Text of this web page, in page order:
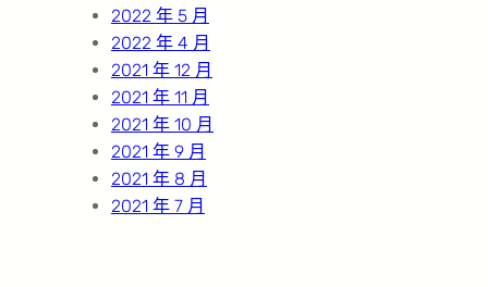
2022 年 5 月
2022 年 4 月
2021 年 12 月
2021 年 11 月
2021 年 10 月
2021 年 9 月
2021 年 8 月
2021 年 7 月